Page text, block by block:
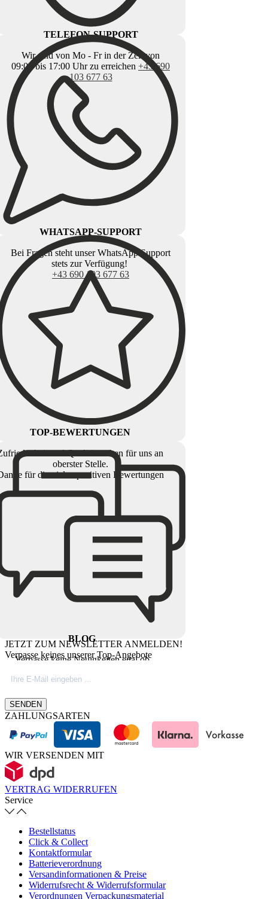
TELEFON-SUPPORT
Wir sind von Mo - Fr in der Zeit von
09:00 bis 17:00 Uhr zu erreichen +43 690
103 677 63
WHATSAPP-SUPPORT
Bei Fragen steht unser WhatsApp Support
stets zur Verfügung!
+43 690 103 677 63
TOP-BEWERTUNGEN
und Qualität stehen für uns an
oberster Stelle.
für die vielen positiven Bewertungen
BLOG
Verpasse keine Neuigkeiten egal ob
Firmeninfos. Besuche unseren Blog.
JETZT ZUM NEWSLETTER ANMELDEN!
Verpasse keines unserer Top-Angebote
SENDEN
ZAHLUNGSARTEN
WIR VERSENDEN MIT
VERTRAG WIDERRUFEN
Service
Bestellstatus
Click & Collect
Kontaktformular
Batterieverordnung
Versandinformationen & Preise
Widerrufsrecht & Widerrufsformular
Verordnungen Verpackungsmaterial